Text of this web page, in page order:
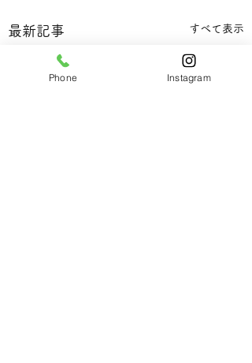
最新記事 すべて表示
Phone Instagram